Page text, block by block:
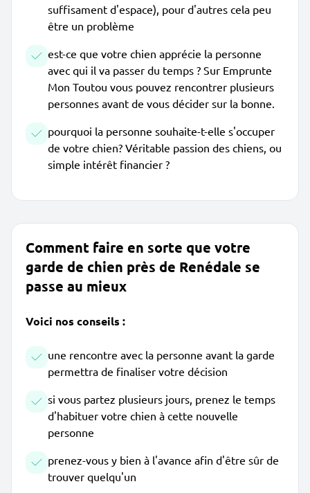
suffisament d'espace), pour d'autres cela peu
être un problème
est-ce que votre chien apprécie la personne
avec qui il va passer du temps ? Sur Emprunte
Mon Toutou vous pouvez rencontrer plusieurs
personnes avant de vous décider sur la bonne.
pourquoi la personne souhaite-t-elle s'occuper
de votre chien? Véritable passion des chiens, ou
simple intérêt financier ?
Comment faire en sorte que votre
garde de chien près de Renédale se
passe au mieux
Voici nos conseils :
une rencontre avec la personne avant la garde
permettra de finaliser votre décision
si vous partez plusieurs jours, prenez le temps
d'habituer votre chien à cette nouvelle
personne
prenez-vous y bien à l'avance afin d'être sûr de
trouver quelqu'un